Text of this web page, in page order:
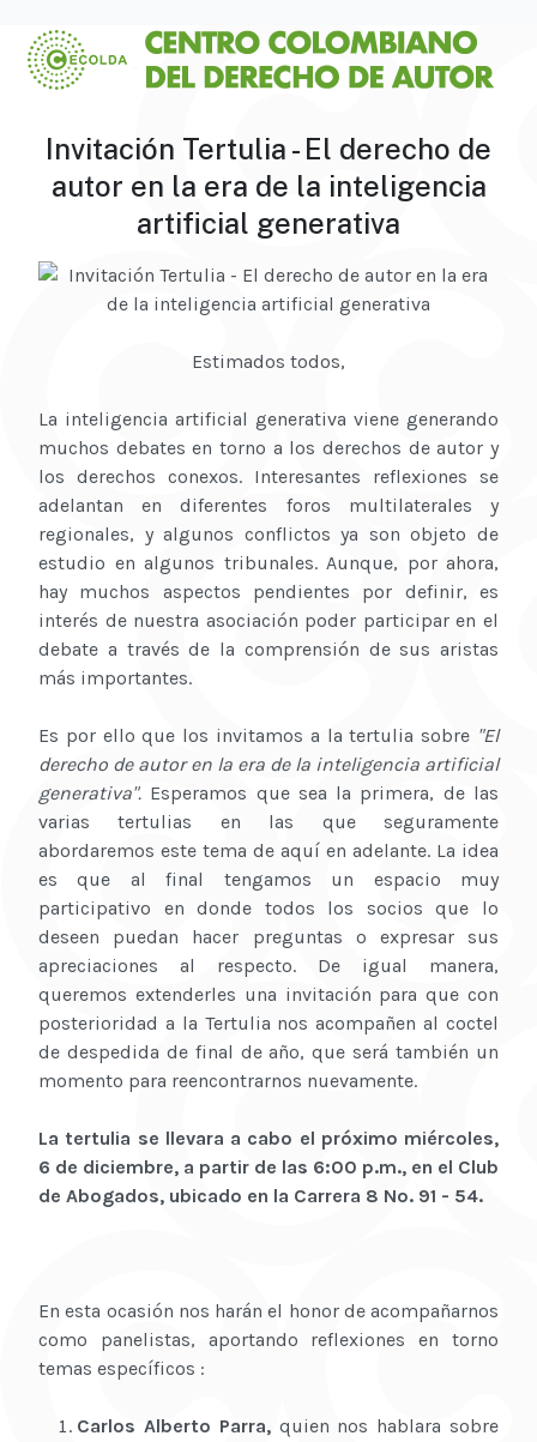
Invitación Tertulia - El derecho de
autor en la era de la inteligencia
artificial generativa
Estimados todos,
La inteligencia artificial generativa viene generando
muchos debates en torno a los derechos de autor y
los derechos conexos. Interesantes reflexiones se
adelantan en diferentes foros multilaterales y
regionales, y algunos conflictos ya son objeto de
estudio en algunos tribunales. Aunque, por ahora,
hay muchos aspectos pendientes por definir, es
interés de nuestra asociación poder participar en el
debate a través de la comprensión de sus aristas
más importantes.
Es por ello que los invitamos a la tertulia sobre "El
derecho de autor en la era de la inteligencia artificial
generativa". Esperamos que sea la primera, de las
varias tertulias en las que seguramente
abordaremos este tema de aquí en adelante. La idea
es que al final tengamos un espacio muy
participativo en donde todos los socios que lo
deseen puedan hacer preguntas o expresar sus
apreciaciones al respecto. De igual manera,
queremos extenderles una invitación para que con
posterioridad a la Tertulia nos acompañen al coctel
de despedida de final de año, que será también un
momento para reencontrarnos nuevamente.
La tertulia se llevara a cabo el próximo miércoles,
6 de diciembre, a partir de las 6:00 p.m., en el Club
de Abogados, ubicado en la Carrera 8 No. 91 - 54.
En esta ocasión nos harán el honor de acompañarnos
como panelistas, aportando reflexiones en torno
temas específicos :
Carlos Alberto Parra,quien nos hablara sobre